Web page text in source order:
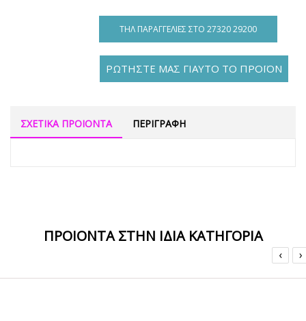
ΤΗΛ ΠΑΡΑΓΓΕΛΊΕΣ ΣΤΟ 27320 29200
ΡΩΤΗΣΤΕ ΜΑΣ ΓΙΑΥΤΟ ΤΟ ΠΡΟΪΟΝ
ΣΧΕΤΙΚΑ ΠΡΟΙΟΝΤΑ ΠΕΡΙΓΡΑΦΗ
ΠΡΟΙΟΝΤΑ ΣΤΗΝ ΙΔΙΑ ΚΑΤΗΓΟΡΙΑ
‹ ›